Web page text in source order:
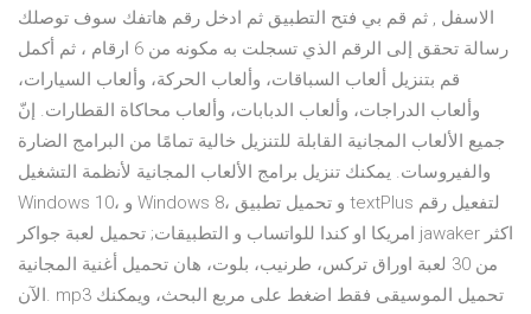
الاسفل , ثم قم بي فتح التطبيق ثم ادخل رقم هاتفك سوف توصلك
رسالة تحقق إلى الرقم الذي تسجلت به مكونه من 6 ارقام ، ثم أكمل
قم بتنزيل ألعاب السباقات، وألعاب الحركة، وألعاب السيارات،
وألعاب الدراجات، وألعاب الدبابات، وألعاب محاكاة القطارات. إنّ
جميع الألعاب المجانية القابلة للتنزيل خالية تمامًا من البرامج الضارة
والفيروسات. يمكنك تنزيل برامج الألعاب المجانية لأنظمة التشغيل
Windows 10، و Windows 8، و تحميل تطبيق textPlus لتفعيل رقم
امريكا او كندا للواتساب و التطبيقات; تحميل لعبة جواكر jawaker اكثر
من 30 لعبة اوراق تركس، طرنيب، بلوت، هان تحميل أغنية المجانية
الآن. mp3 تحميل الموسيقى فقط اضغط على مربع البحث، ويمكنك